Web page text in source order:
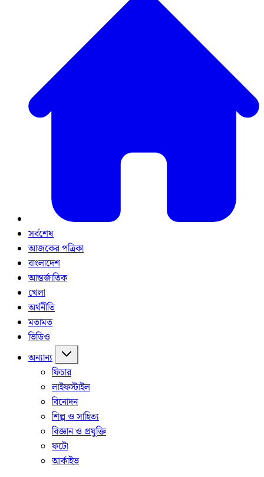
সর্বশেষ
আজকের পত্রিকা
বাংলাদেশ
আন্তর্জাতিক
খেলা
অর্থনীতি
মতামত
ভিডিও
অন্যান্য
ফিচার
লাইফস্টাইল
বিনোদন
শিল্প ও সাহিত্য
বিজ্ঞান ও প্রযুক্তি
ফটো
আর্কাইভ